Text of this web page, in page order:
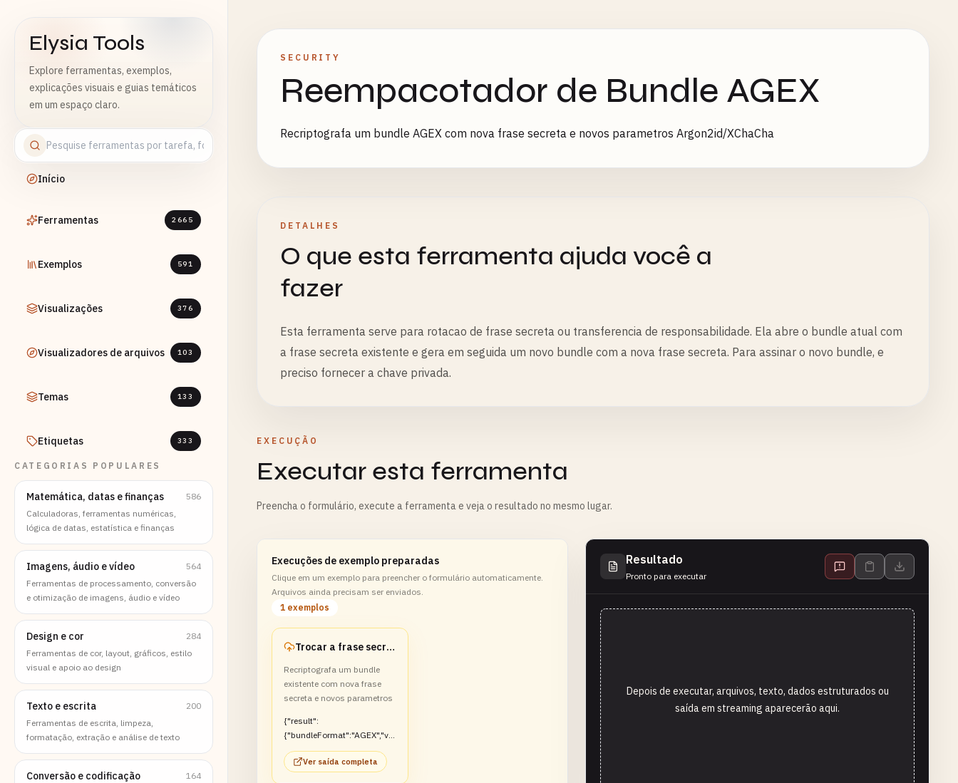
Elysia Tools
Explore ferramentas, exemplos,
explicações visuais e guias temáticos
em um espaço claro.
Início
Ferramentas 2665
Exemplos 591
Visualizações 376
Visualizadores de arquivos 103
Temas 133
Etiquetas 333
CATEGORIAS POPULARES
Matemática, datas e finanças
586
Calculadoras, ferramentas numéricas,
lógica de datas, estatística e finanças
Imagens, áudio e vídeo
564
Ferramentas de processamento, conversão
e otimização de imagens, áudio e vídeo
Design e cor
284
Ferramentas de cor, layout, gráficos, estilo
visual e apoio ao design
Texto e escrita
200
Ferramentas de escrita, limpeza,
formatação, extração e análise de texto
Conversão e codificação
164
SECURITY
Reempacotador de Bundle AGEX
Recriptografa um bundle AGEX com nova frase secreta e novos parametros Argon2id/XChaCha
DETALHES
O que esta ferramenta ajuda você a
fazer
Esta ferramenta serve para rotacao de frase secreta ou transferencia de responsabilidade. Ela abre o bundle atual com
a frase secreta existente e gera em seguida um novo bundle com a nova frase secreta. Para assinar o novo bundle, e
preciso fornecer a chave privada.
EXECUÇÃO
Executar esta ferramenta
Preencha o formulário, execute a ferramenta e veja o resultado no mesmo lugar.
Execuções de exemplo preparadas
Clique em um exemplo para preencher o formulário automaticamente.
Arquivos ainda precisam ser enviados.
1 exemplos
Trocar a frase secreta do bundle AGEX
Recriptografa um bundle
existente com nova frase
secreta e novos parametros
{"result":
{"bundleFormat":"AGEX","ver
sion":1,"signatureIncluded":
false}}Ver saída completa
Resultado
Pronto para executar
Depois de executar, arquivos, texto, dados estruturados ou
saída em streaming aparecerão aqui.